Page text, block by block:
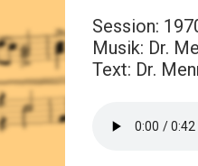
Session:
Musik: Dr.
Text: Dr.